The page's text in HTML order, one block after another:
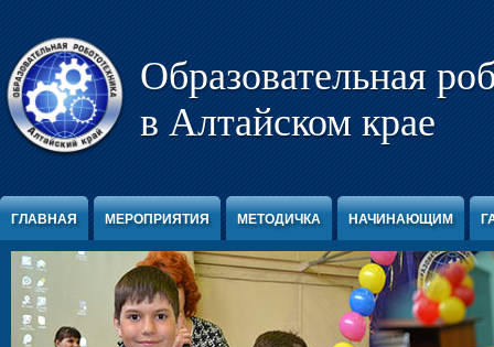
Образовательная
в Алтайском крае
ГЛАВНАЯ МЕРОПРИЯТИЯ МЕТОДИЧКА НАЧИНАЮЩИМ